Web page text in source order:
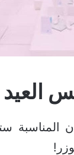
العيد
المناسبة